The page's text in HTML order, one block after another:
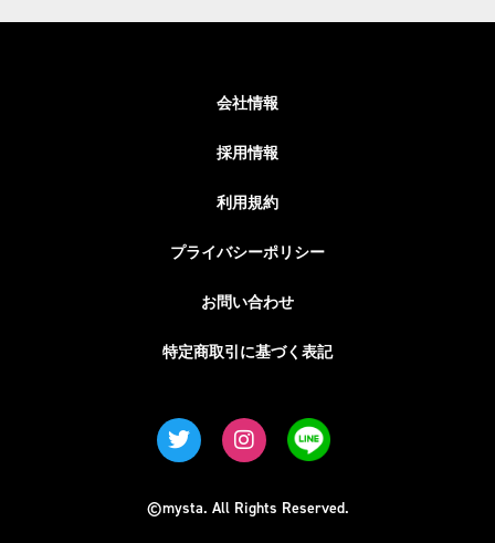
会社情報
採用情報
利用規約
プライバシーポリシー
お問い合わせ
特定商取引に基づく表記
©mysta. All Rights Reserved.